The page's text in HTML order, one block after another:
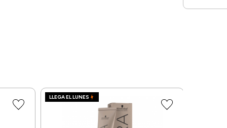
LLEGA EL LUNES